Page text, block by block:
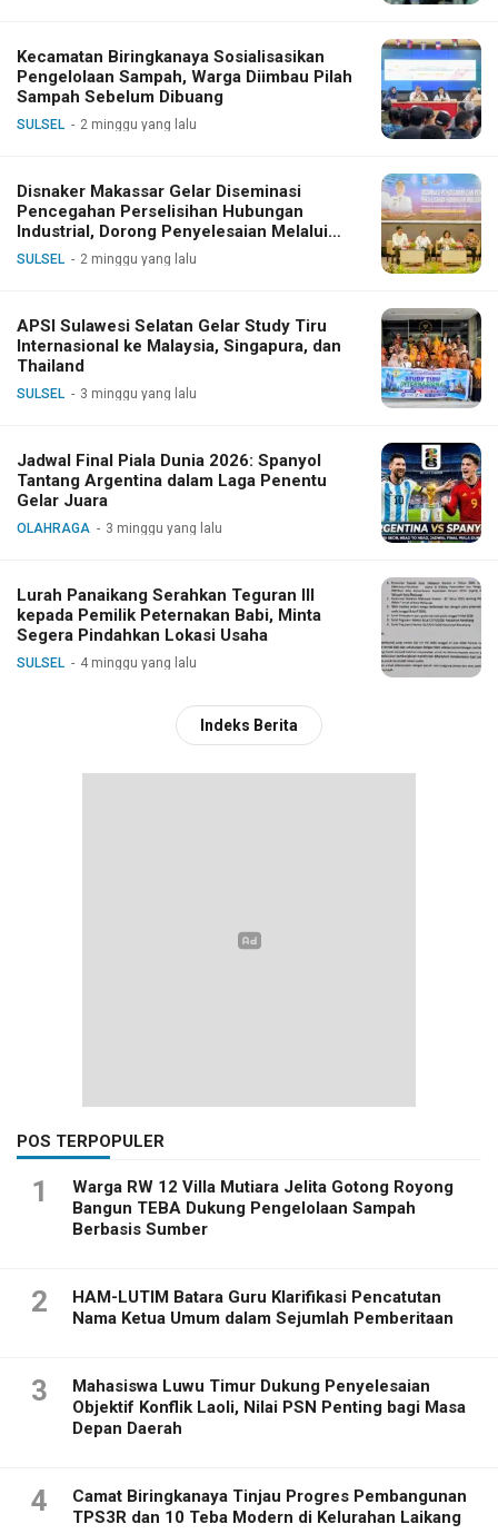
Kecamatan Biringkanaya Sosialisasikan
Pengelolaan Sampah, Warga Diimbau Pilah
Sampah Sebelum Dibuang
SULSEL 2 minggu yang lalu
Disnaker Makassar Gelar Diseminasi
Pencegahan Perselisihan Hubungan
Industrial, Dorong Penyelesaian Melalui
Dialog
SULSEL 2 minggu yang lalu
APSI Sulawesi Selatan Gelar Study Tiru
Internasional ke Malaysia, Singapura, dan
Thailand
SULSEL 3 minggu yang lalu
Jadwal Final Piala Dunia 2026: Spanyol
Tantang Argentina dalam Laga Penentu
Gelar Juara
OLAHRAGA 3 minggu yang lalu
Lurah Panaikang Serahkan Teguran III
kepada Pemilik Peternakan Babi, Minta
Segera Pindahkan Lokasi Usaha
SULSEL 4 minggu yang lalu
Indeks Berita
POS TERPOPULER
1
Warga RW 12 Villa Mutiara Jelita Gotong Royong
Bangun TEBA Dukung Pengelolaan Sampah
Berbasis Sumber
2
HAM-LUTIM Batara Guru Klarifikasi Pencatutan
Nama Ketua Umum dalam Sejumlah Pemberitaan
3
Mahasiswa Luwu Timur Dukung Penyelesaian
Objektif Konflik Laoli, Nilai PSN Penting bagi Masa
Depan Daerah
4
Camat Biringkanaya Tinjau Progres Pembangunan
TPS3R dan 10 Teba Modern di Kelurahan Laikang